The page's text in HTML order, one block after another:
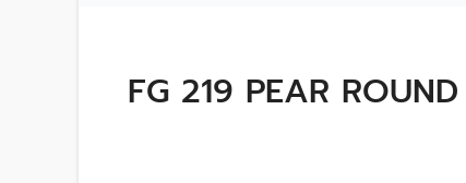
FG 219 PEAR